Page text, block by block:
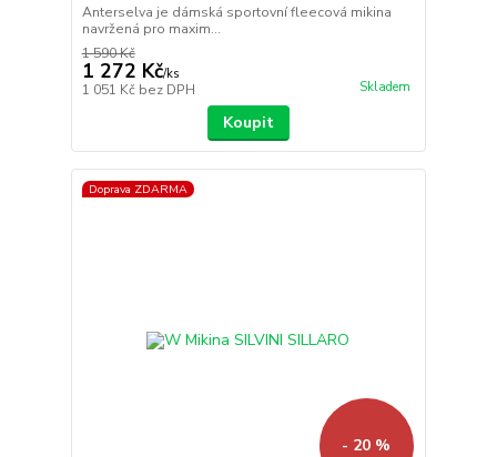
Anterselva je dámská sportovní fleecová mikina
navržená pro maxim...
1 590 Kč
1 272 Kč/ks
1 051 Kč bez DPH Skladem
Koupit
Doprava ZDARMA
- 20 %